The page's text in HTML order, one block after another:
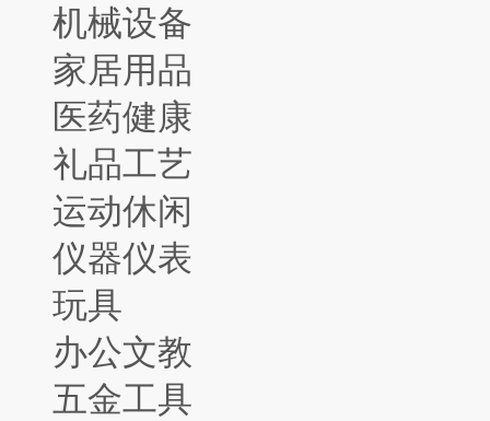
机械设备
家居用品
医药健康
礼品工艺
运动休闲
仪器仪表
玩具
办公文教
五金工具